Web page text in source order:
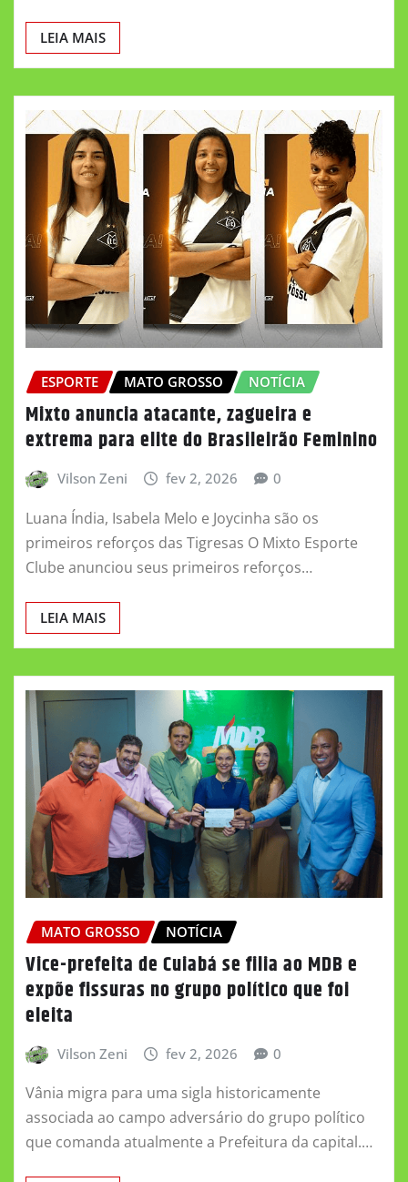
LEIA MAIS
ESPORTE MATO GROSSO NOTÍCIA
Mixto anuncia atacante, zagueira e
extrema para elite do Brasileirão Feminino
Vilson Zeni fev 2, 2026 0
Luana Índia, Isabela Melo e Joycinha são os
primeiros reforços das Tigresas O Mixto Esporte
Clube anunciou seus primeiros reforços…
LEIA MAIS
MATO GROSSO NOTÍCIA
Vice-prefeita de Cuiabá se filia ao MDB e
expõe fissuras no grupo político que foi
eleita
Vilson Zeni fev 2, 2026 0
Vânia migra para uma sigla historicamente
associada ao campo adversário do grupo político
que comanda atualmente a Prefeitura da capital.…